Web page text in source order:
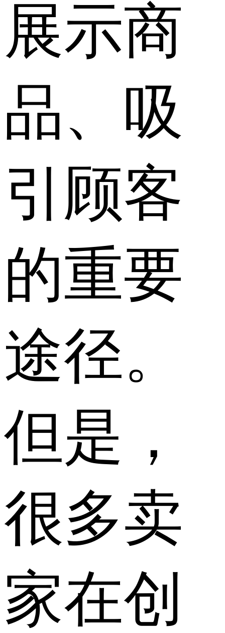
展示商
品、吸
引顾客
的重要
途径。
但是，
很多卖
家在创